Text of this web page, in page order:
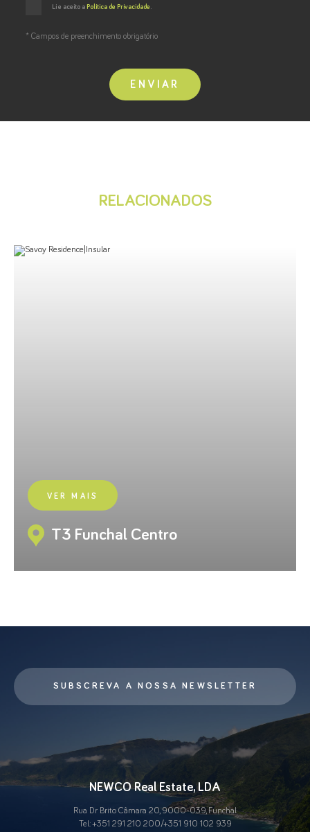
Li e aceito a Política de Privacidade .
* Campos de preenchimento obrigatório
ENVIAR
RELACIONADOS
VER MAIS
T3 Funchal Centro
SUBSCREVA A NOSSA NEWSLETTER
NEWCO Real Estate, LDA
Rua Dr Brito Câmara 20, 9000-039, Funchal
Tel.:+351 291 210 200/+351 910 102 939